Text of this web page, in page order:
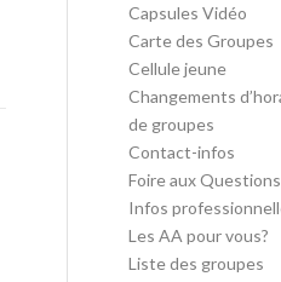
Capsules Vidéo
Carte des Groupes
Cellule jeune
Changements
de groupes
Contact-infos
Foire aux Questions
Infos
Les AA pour vous?
Liste des groupes